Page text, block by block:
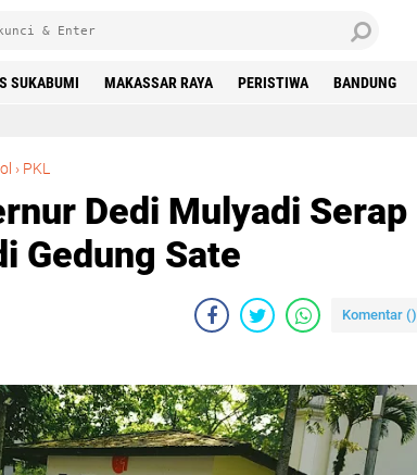
SUKABUMI MAKASSAR RAYA PERISTIWA BANDUNG
› PKL
Dedi Mulyadi Serap
Gedung Sate
Komentar ()